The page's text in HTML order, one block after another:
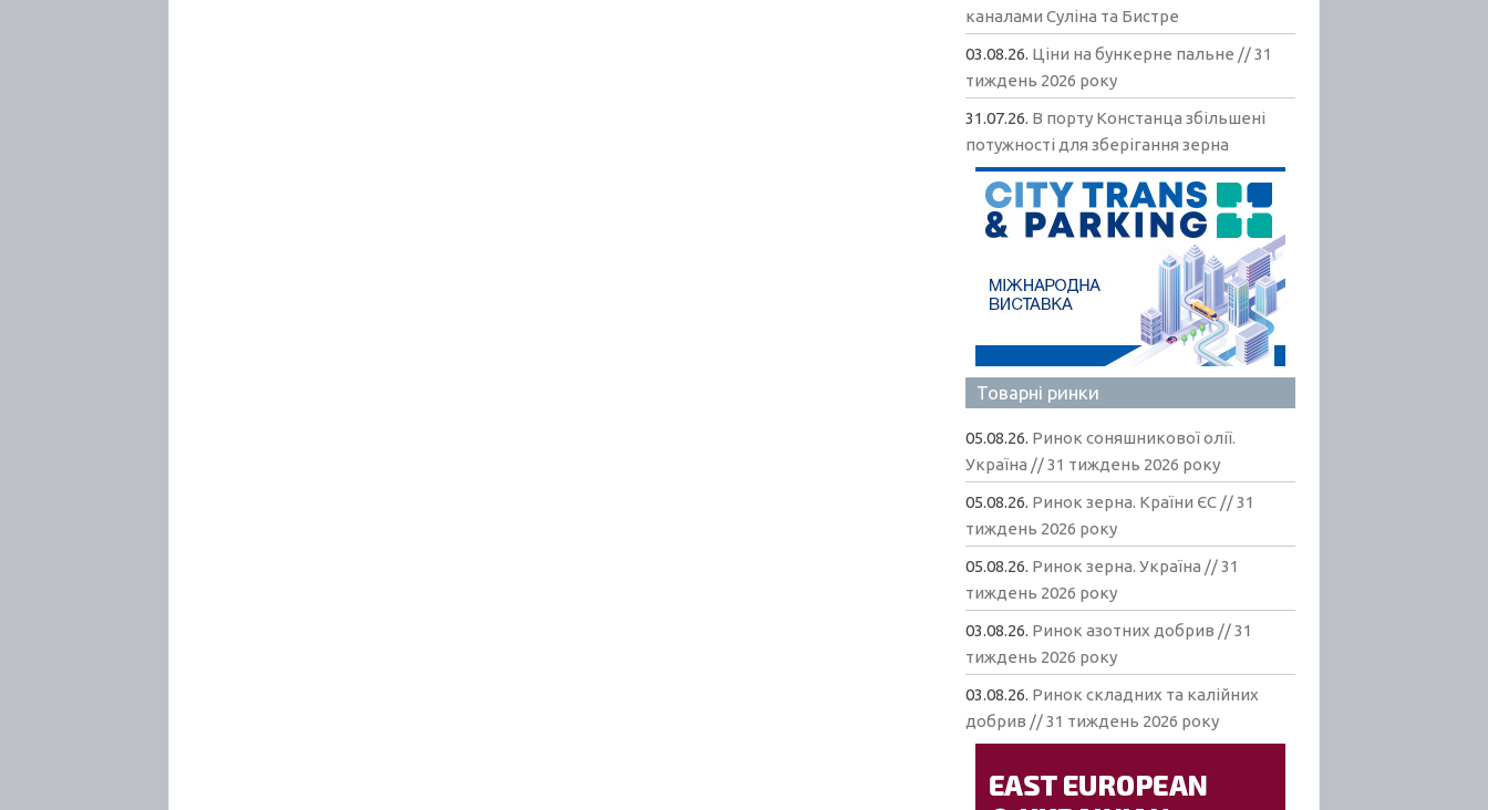
каналами Суліна та Бистре
03.08.26. Ціни на бункерне пальне // 31
тиждень 2026 року
31.07.26. В порту Констанца збільшені
потужності для зберігання зерна
Товарні ринки
05.08.26. Ринок соняшникової олії.
Україна // 31 тиждень 2026 року
05.08.26. Ринок зерна. Країни ЄС // 31
тиждень 2026 року
05.08.26. Ринок зерна. Україна // 31
тиждень 2026 року
03.08.26. Ринок азотних добрив // 31
тиждень 2026 року
03.08.26. Ринок складних та калійних
добрив // 31 тиждень 2026 року